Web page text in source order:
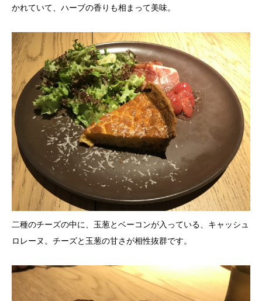
かれていて、ハーブの香りも相まって美味。
二種のチーズの中に、玉葱とベーコンが入っている、キャッシュ
ロレーヌ。チーズと玉葱の甘さが相性抜群です。